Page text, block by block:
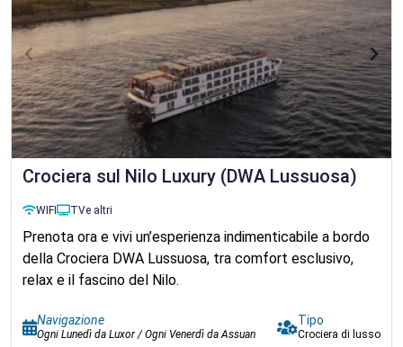
Crociera sul Nilo Luxury (DWA Lussuosa)
WIFI TVe altri
Prenota ora e vivi un’esperienza indimenticabile a bordo
della Crociera DWA Lussuosa, tra comfort esclusivo,
relax e il fascino del Nilo.
Navigazione
Ogni Lunedì da Luxor / Ogni Venerdì da Assuan
Tipo
Crociera di lusso